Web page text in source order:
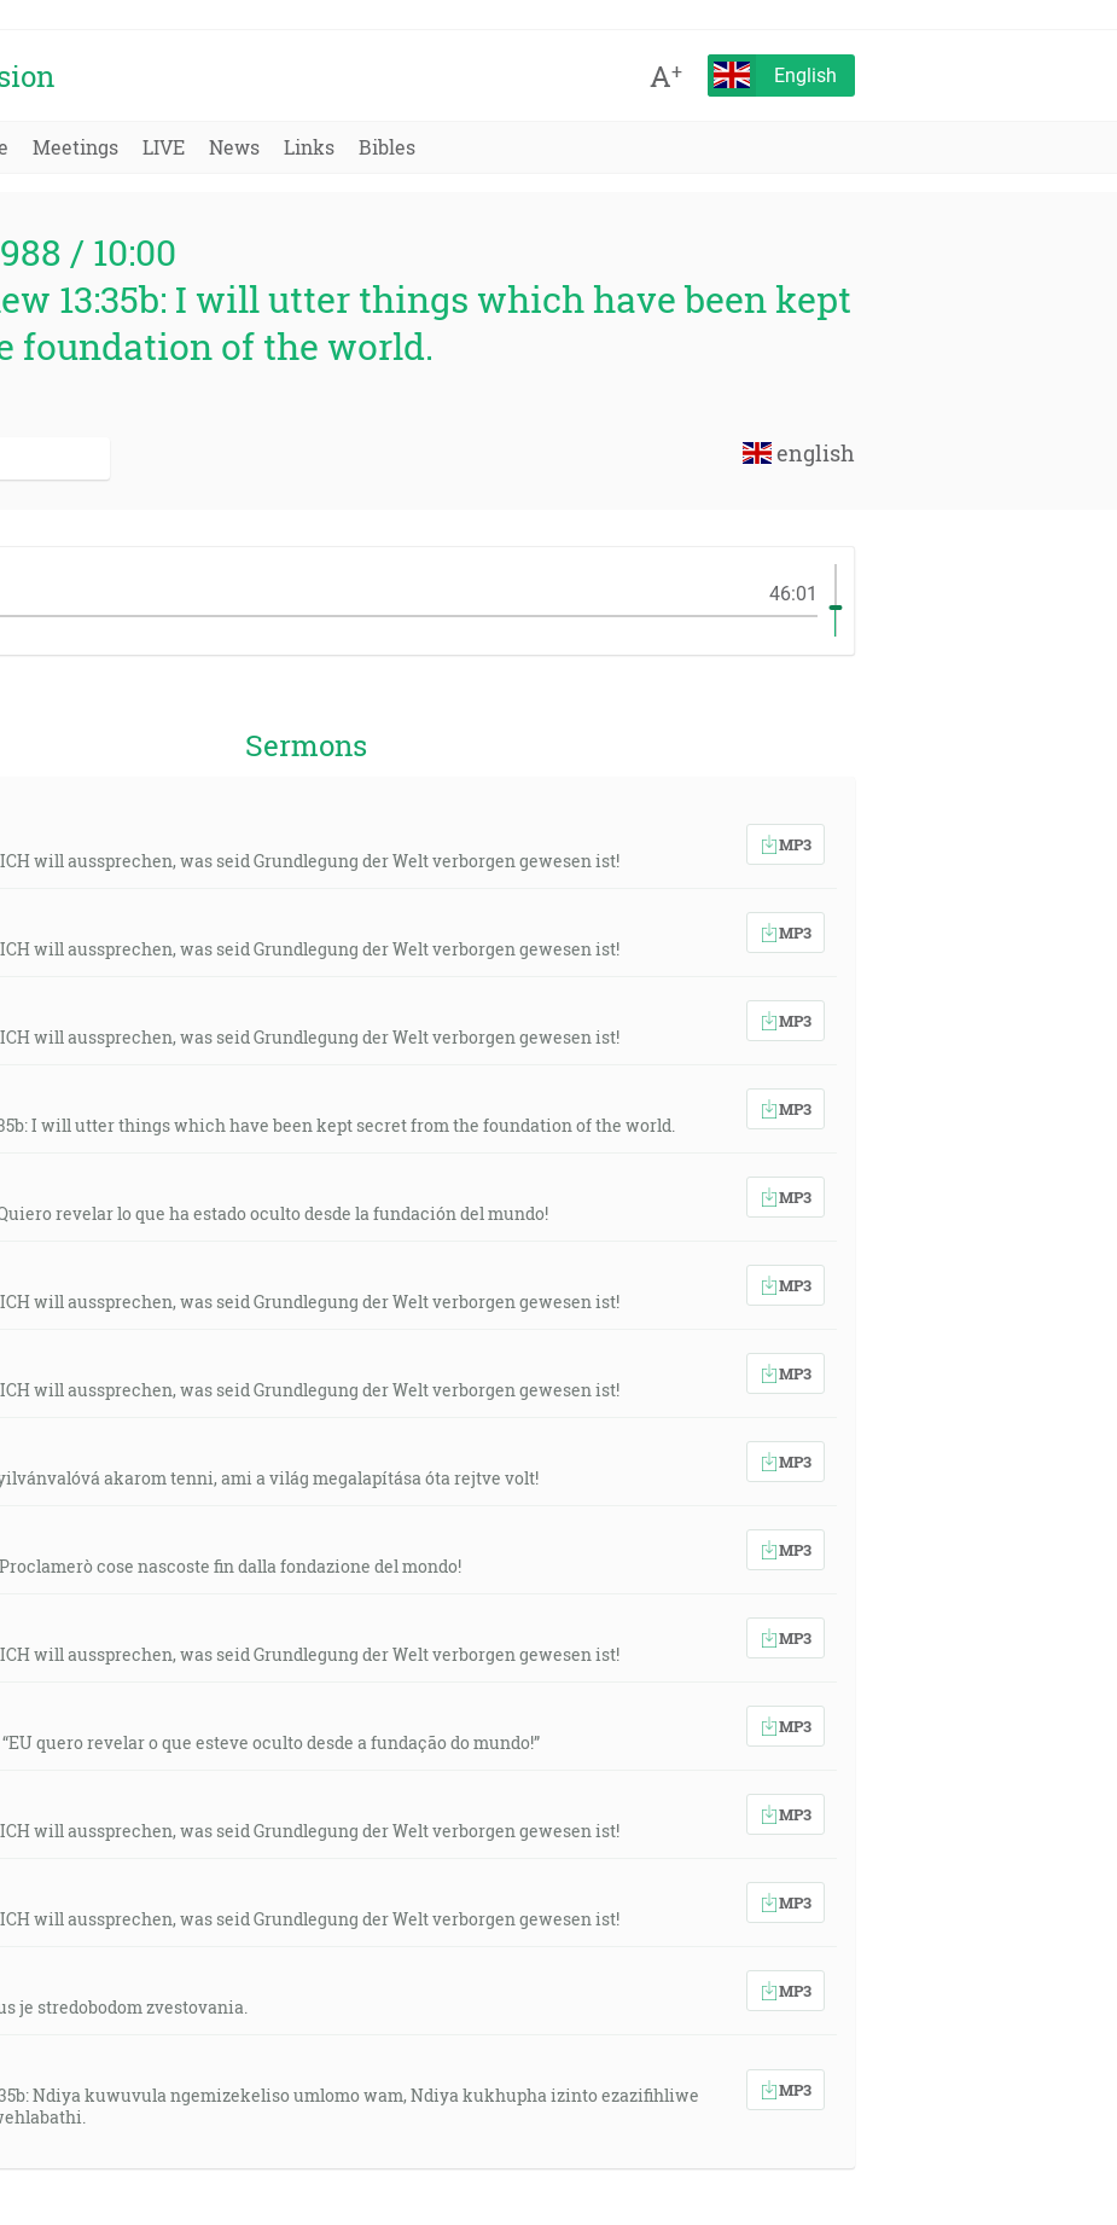
A+ English
Meetings LIVE News Links Bibles
/ 10:00
13:35b: I will utter things which have been kept
foundation of the world.
english
46:01
Sermons
ICH will aussprechen, was seid Grundlegung der Welt verborgen gewesen ist!
MP3
ICH will aussprechen, was seid Grundlegung der Welt verborgen gewesen ist!
MP3
ICH will aussprechen, was seid Grundlegung der Welt verborgen gewesen ist!
MP3
I will utter things which have been kept secret from the foundation of the world.
MP3
revelar lo que ha estado oculto desde la fundación del mundo!
MP3
ICH will aussprechen, was seid Grundlegung der Welt verborgen gewesen ist!
MP3
ICH will aussprechen, was seid Grundlegung der Welt verborgen gewesen ist!
MP3
akarom tenni, ami a világ megalapítása óta rejtve volt!
MP3
cose nascoste fin dalla fondazione del mondo!
MP3
ICH will aussprechen, was seid Grundlegung der Welt verborgen gewesen ist!
MP3
“EU quero revelar o que esteve oculto desde a fundação do mundo!”
MP3
ICH will aussprechen, was seid Grundlegung der Welt verborgen gewesen ist!
MP3
ICH will aussprechen, was seid Grundlegung der Welt verborgen gewesen ist!
MP3
je stredobodom zvestovania.
MP3
Ndiya kuwuvula ngemizekeliso umlomo wam, Ndiya kukhupha izinto ezazifihliwe
MP3